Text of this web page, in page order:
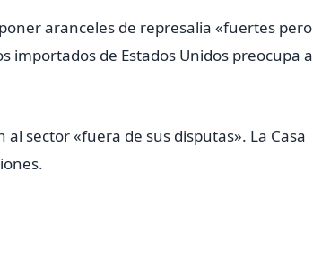
aranceles de represalia «fuertes pero
importados de Estados Unidos preocupa a
al sector «fuera de sus disputas». La Casa